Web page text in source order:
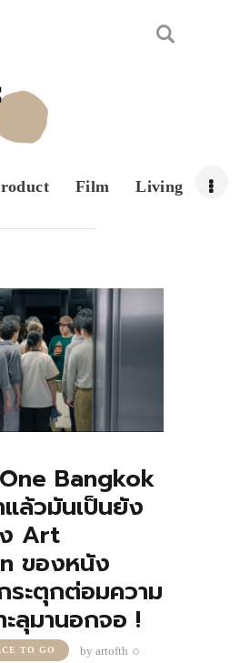
Film Living
Bangkok
ล้วมันเป็นยัง
Art
ของหนัง
ะตุกต่อมความ
ลุมานอกจอ !
TO GO byartofth